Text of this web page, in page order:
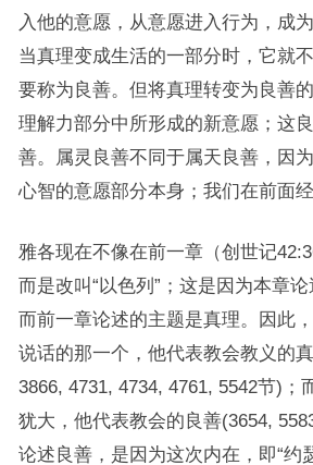
入他的意愿，从意愿进入行为，成
当真理变成生活的一部分时，它就
要称为良善。但将真理转变为良善
理解力部分中所形成的新意愿；这
善。属灵良善不同于属天良善，因
心智的意愿部分本身；我们在前面
雅各现在不像在前一章（创世记
而是改叫“以色列”；这是因为本章论
而前一章论述的主题是真理。因此
说话的那一个，他代表教会教义的
3866, 4731, 4734, 4761, 5542节)；
犹大，他代表教会的良善(3654,
论述良善，是因为这次内在，即“约